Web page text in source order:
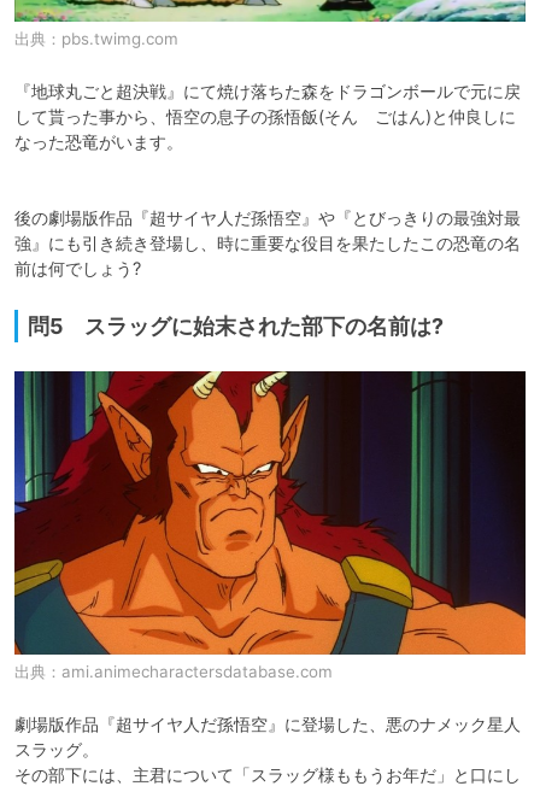
出典： pbs.twimg.com
『地球丸ごと超決戦』にて焼け落ちた森をドラゴンボールで元に戻
して貰った事から、悟空の息子の孫悟飯(そん　ごはん)と仲良しに
なった恐竜がいます。
後の劇場版作品『超サイヤ人だ孫悟空』や『とびっきりの最強対最
強』にも引き続き登場し、時に重要な役目を果たしたこの恐竜の名
前は何でしょう?
問5 スラッグに始末された部下の名前は?
出典： ami.animecharactersdatabase.com
劇場版作品『超サイヤ人だ孫悟空』に登場した、悪のナメック星人
スラッグ。
その部下には、主君について「スラッグ様ももうお年だ」と口にし